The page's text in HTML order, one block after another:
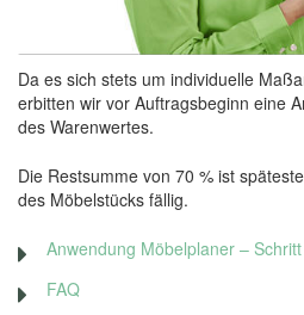
Da es sich stets um individuelle
erbitten wir vor Auftragsbeginn eine
des Warenwertes.
Die Restsumme von 70 % ist
des Möbelstücks fällig.
Anwendung Möbelplaner –
FAQ